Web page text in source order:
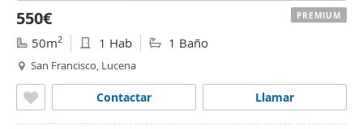
550€
50m2 1 Hab 1 Baño
San Francisco, Lucena
Llamar
Contactar
PREMIUM